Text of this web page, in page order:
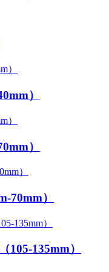
）
）
70mm）
105-135mm）